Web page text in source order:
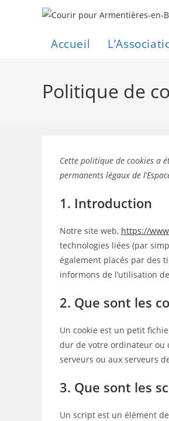
Accueil
Politique de
Cette politique de cookies a
permanents légaux de
1. Introduction
Notre site web, https://
technologies liées (par
également placés par des
informons de l’utilisation
2. Que sont les
Un cookie est un petit
dur de votre ordinateur ou
serveurs ou aux serveurs
3. Que sont les
Un script est un élément